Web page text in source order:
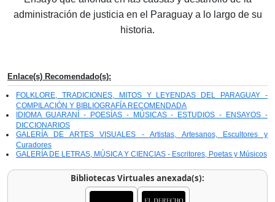
administración de justicia en el Paraguay a lo largo de su
historia.
Enlace(s) Recomendado(s):
FOLKLORE, TRADICIONES, MITOS Y LEYENDAS DEL PARAGUAY -
COMPILACIÓN Y BIBLIOGRAFÍA RECOMENDADA
IDIOMA GUARANÍ - POESÍAS - MÚSICAS - ESTUDIOS - ENSAYOS -
DICCIONARIOS
GALERÍA DE ARTES VISUALES - Artistas, Artesanos, Escultores y
Curadores
GALERÍA DE LETRAS, MÚSICA Y CIENCIAS - Escritores, Poetas y Músicos
Bibliotecas Virtuales anexada(s):